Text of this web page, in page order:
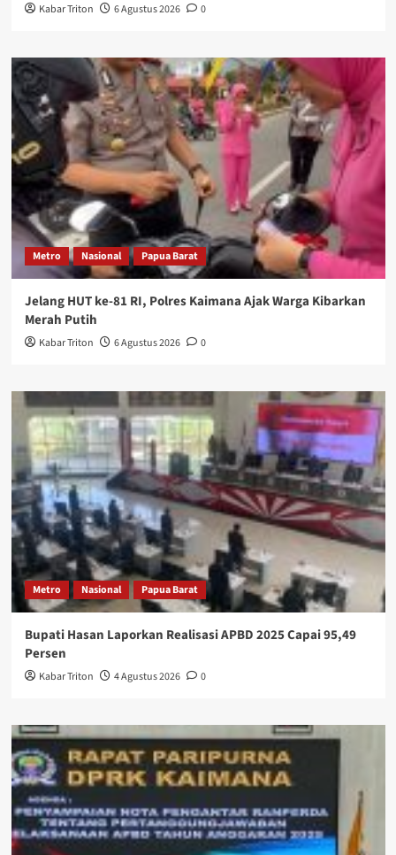
Kabar Triton 6 Agustus 2026 0
Metro Nasional Papua Barat
Jelang HUT ke-81 RI, Polres Kaimana Ajak Warga Kibarkan
Merah Putih
Kabar Triton 6 Agustus 2026 0
Metro Nasional Papua Barat
Bupati Hasan Laporkan Realisasi APBD 2025 Capai 95,49
Persen
Kabar Triton 4 Agustus 2026 0